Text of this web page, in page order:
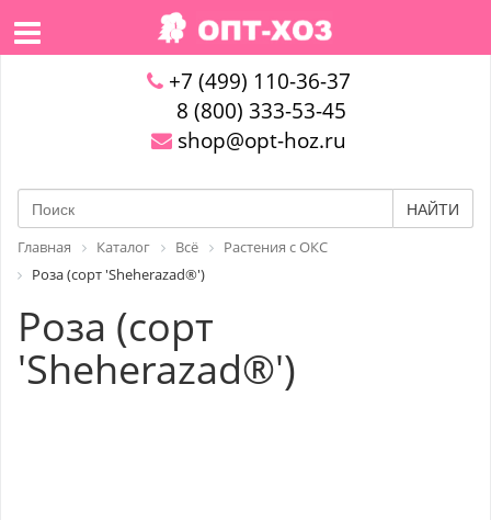
+7 (499) 110-36-37
8 (800) 333-53-45
shop@opt-hoz.ru
НАЙТИ
Главная Каталог Всё
Растения с ОКС
Роза (сорт 'Sheherazad®')
Роза (сорт
'Sheherazad®')